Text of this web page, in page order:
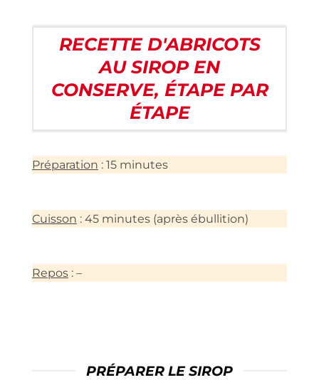
RECETTE D'ABRICOTS
AU SIROP EN
CONSERVE, ÉTAPE PAR
ÉTAPE
Préparation : 15 minutes
Cuisson : 45 minutes (après ébullition)
Repos : –
PRÉPARER LE SIROP